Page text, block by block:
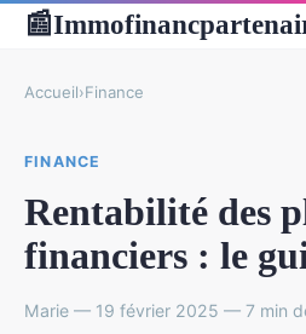
📰
Accueil›Finance
FINANCE
Rentabilité des
financiers : le
Marie — 19 février 2025 — 7 min